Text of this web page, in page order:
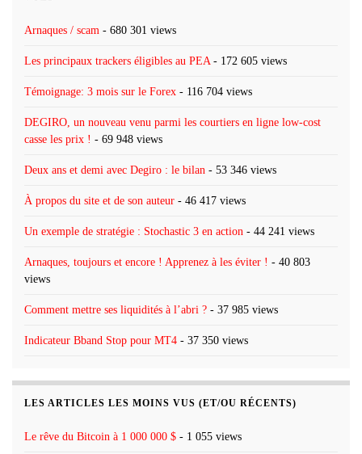
Arnaques / scam - 680 301 views
Les principaux trackers éligibles au PEA - 172 605 views
Témoignage: 3 mois sur le Forex - 116 704 views
DEGIRO, un nouveau venu parmi les courtiers en ligne low-cost
casse les prix ! - 69 948 views
Deux ans et demi avec Degiro : le bilan - 53 346 views
À propos du site et de son auteur - 46 417 views
Un exemple de stratégie : Stochastic 3 en action - 44 241 views
Arnaques, toujours et encore ! Apprenez à les éviter ! - 40 803
views
Comment mettre ses liquidités à l’abri ? - 37 985 views
Indicateur Bband Stop pour MT4 - 37 350 views
LES ARTICLES LES MOINS VUS (ET/OU RÉCENTS)
Le rêve du Bitcoin à 1 000 000 $ - 1 055 views